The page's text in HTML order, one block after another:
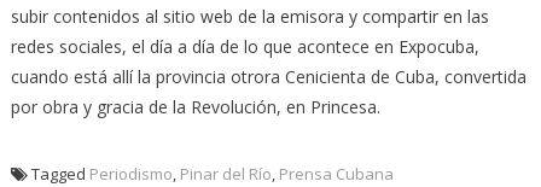
subir contenidos al sitio web de la emisora y compartir en las
redes sociales, el día a día de lo que acontece en Expocuba,
cuando está allí la provincia otrora Cenicienta de Cuba, convertida
por obra y gracia de la Revolución, en Princesa.
Tagged Periodismo, Pinar del Río, Prensa Cubana